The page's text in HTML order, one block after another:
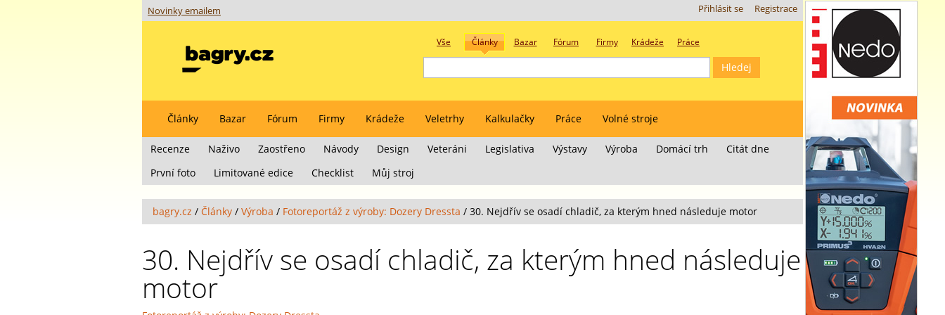
Novinky emailem Registrace
Přihlásit se
Vše Články Bazar Fórum Firmy Krádeže Práce
Články Bazar Fórum Firmy Krádeže Veletrhy Kalkulačky Práce Volné stroje
Recenze Naživo Zaostřeno Návody Design Veteráni Legislativa Výstavy Výroba Domácí trh
Citát dne
První foto
Limitované edice Checklist Můj stroj
bagry.cz / Články / Výroba / Fotoreportáž z výroby: Dozery Dressta / 30. Nejdřív se osadí chladič, za kterým hned následuje motor
30. Nejdřív se osadí chladič, za kterým hned následuje
motor